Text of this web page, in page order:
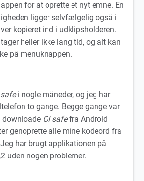
for at oprette et nyt emne. En
ligger selvfælgelig også i
kopieret ind i udklipsholderen.
heller ikke lang tid, og alt kan
på menuknappen.
safei nogle måneder, og jeg har
to gange. Begge gange var
downloade OI safefra Android
genoprette alle mine kodeord fra
har brugt applikationen på
uden nogen problemer.